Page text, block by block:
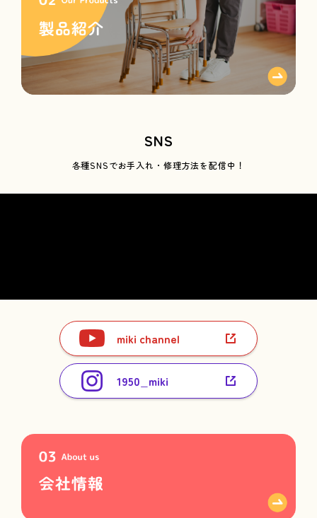
SNS
各種SNSでお手入れ・修理方法を配信中！
miki channel
1950_miki